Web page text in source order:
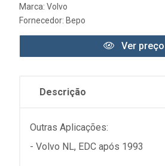
Marca: Volvo
Fornecedor: Bepo
Ver preço
Descrição
Outras Aplicações:
- Volvo NL, EDC após 1993